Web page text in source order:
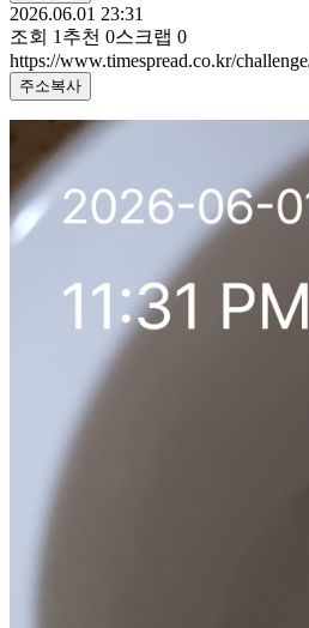
2026.06.01 23:31
조회 1 추천 0스크랩 0
https://www.timespread.co.kr/
주소복사